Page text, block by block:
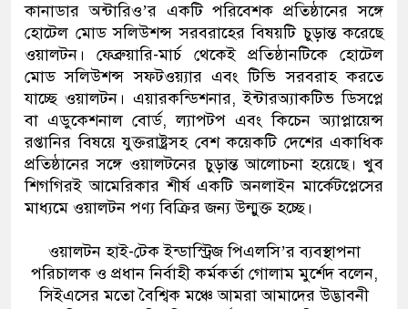
কানাডার অন্টারিও’র একটি পরিবেশক প্রতিষ্ঠানের সঙ্গে
হোটেল মোড সলিউশন্স সরবরাহের বিষয়টি চুড়ান্ত করেছে
ওয়ালটন। ফেব্রুয়ারি-মার্চ থেকেই প্রতিষ্ঠানটিকে হোটেল
মোড সলিউশন্স সফটওয়্যার এবং টিভি সরবরাহ করতে
যাচ্ছে ওয়ালটন। এয়ারকন্ডিশনার, ইন্টারঅ্যাকটিভ ডিসপ্লে
বা এডুকেশনাল বোর্ড, ল্যাপটপ এবং কিচেন অ্যাপ্লায়েন্স
রপ্তানির বিষয়ে যুক্তরাষ্ট্রসহ বেশ কয়েকটি দেশের একাধিক
প্রতিষ্ঠানের সঙ্গে ওয়ালটনের চুড়ান্ত আলোচনা হয়েছে। খুব
শিগগিরই আমেরিকার শীর্ষ একটি অনলাইন মার্কেটপ্লেসের
মাধ্যমে ওয়ালটন পণ্য বিক্রির জন্য উন্মুক্ত হচ্ছে।
ওয়ালটন হাই-টেক ইন্ডাস্ট্রিজ পিএলসি’র ব্যবস্থাপনা
পরিচালক ও প্রধান নির্বাহী কর্মকর্তা গোলাম মুর্শেদ বলেন,
সিইএসের মতো বৈশ্বিক মঞ্চে আমরা আমাদের উদ্ভাবনী